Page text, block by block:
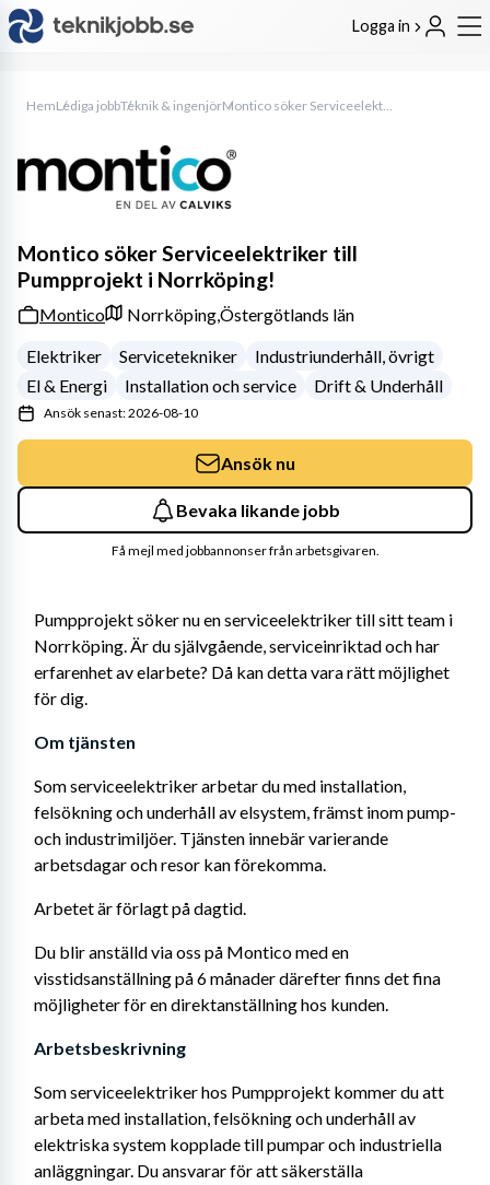
Logga in
HemLediga jobbTeknik & ingenjör Montico söker Serviceelektriker till Pumpprojekt i Norrköping!
Pumpprojekt söker nu en serviceelektriker till sitt team i
Norrköping. Är du självgående, serviceinriktad och har
erfarenhet av elarbete? Då kan detta vara rätt möjlighet
för dig.
Om tjänsten
Som serviceelektriker arbetar du med installation,
felsökning och underhåll av elsystem, främst inom pump-
och industrimiljöer. Tjänsten innebär varierande
arbetsdagar och resor kan förekomma.
Arbetet är förlagt på dagtid.
Du blir anställd via oss på Montico med en
visstidsanställning på 6 månader därefter finns det fina
möjligheter för en direktanställning hos kunden.
Arbetsbeskrivning
Som serviceelektriker hos Pumpprojekt kommer du att
arbeta med installation, felsökning och underhåll av
elektriska system kopplade till pumpar och industriella
anläggningar. Du ansvarar för att säkerställa
Montico söker Serviceelektriker till
Pumpprojekt i Norrköping!
Montico Norrköping,Östergötlands län
Elektriker
Servicetekniker
Industriunderhåll, övrigt
El & Energi
Installation och service Drift & Underhåll
Ansök senast: 2026-08-10
Ansök nu
Bevaka likande jobb
Få mejl med jobbannonser från arbetsgivaren.